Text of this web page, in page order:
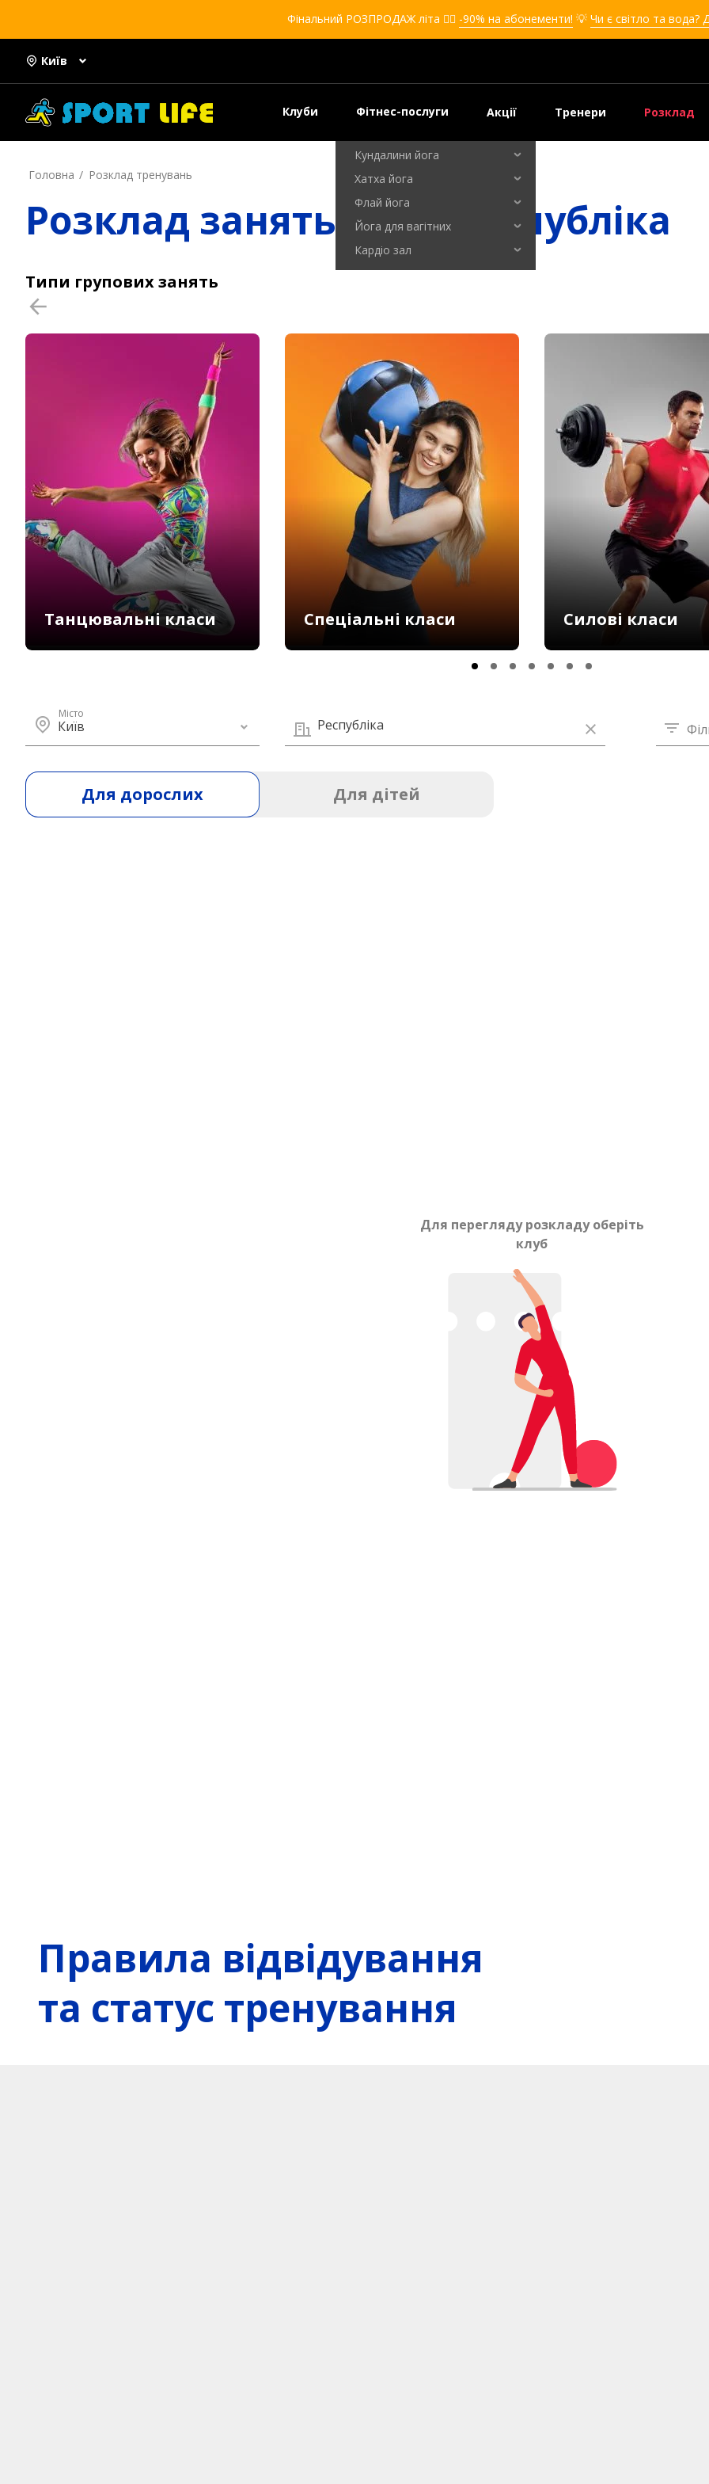
Фінальний РОЗПРОДАЖ літа ❤️‍🔥 -90% на абонементи! 💡 Чи є світло та вода?
Київ
Клуби Фітнес-послуги
Кікбоксинг для дівчат
Кікбоксинг для дітей
Самооборона для дівчат
Самооборона для дітей
Кундалини йога
Хатха йога
Флай йога
Йога для вагітних
Кардіо зал
Акції Тренери Розклад
Головна Розклад тренувань
Розклад занять Київ, Республіка
Типи групових занять
Танцювальні класи Спеціальні класи Силові класи
Місто
Київ Республіка
Для дорослих Для дітей
Для перегляду розкладу оберіть
клуб
Правила відвідування
та статус тренування